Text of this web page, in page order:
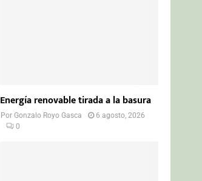
Energía renovable tirada a la basura
PorGonzalo Royo Gasca
6 agosto, 2026
0